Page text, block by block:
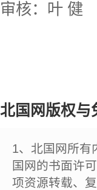
审核：叶 健
北国网版权与
1、北国网所有
国网的书面许
项资源转载、